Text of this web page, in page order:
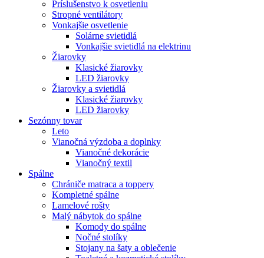
Príslušenstvo k osvetleniu
Stropné ventilátory
Vonkajšie osvetlenie
Solárne svietidlá
Vonkajšie svietidlá na elektrinu
Žiarovky
Klasické žiarovky
LED žiarovky
Žiarovky a svietidlá
Klasické žiarovky
LED žiarovky
Sezónny tovar
Leto
Vianočná výzdoba a doplnky
Vianočné dekorácie
Vianočný textil
Spálne
Chrániče matraca a toppery
Kompletné spálne
Lamelové rošty
Malý nábytok do spálne
Komody do spálne
Nočné stolíky
Stojany na šaty a oblečenie